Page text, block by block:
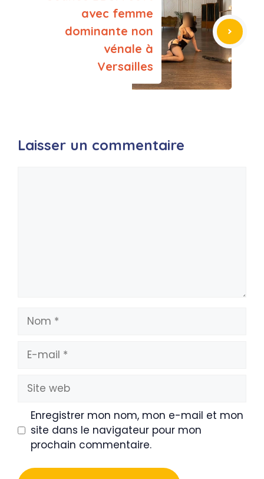
avec femme
dominante non
vénale à
Versailles
Laisser un commentaire
Nom
mail
Site
web
Enregistrer mon nom, mon e-mail et mon
site dans le navigateur pour mon
prochain commentaire.